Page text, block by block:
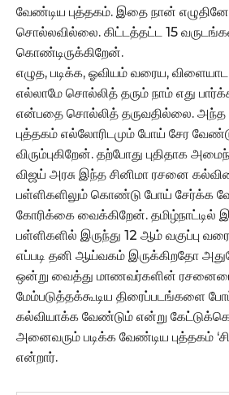
வேண்டிய புத்தகம். இதை நான்
சொல்லவில்லை. கிட்டத்தட்ட 15
கொண்டிருக்கிறேன்.
எழுத, படிக்க, ஓவியம் வரைய,
எல்லாமே சொல்லித் தரும் நாம் எது
என்பதை சொல்லித் தருவதில்லை.
புத்தகம் எல்லோரிடமும் போய் சேர
விரும்புகிறேன். தற்போது புதிதாக
விஜய் அரசு இந்த சினிமா ரசனை
பள்ளிகளிலும் கொண்டு போய் சேர்க்க
கோரிக்கை வைக்கிறேன். தமிழ்நாட்டில்
பள்ளிகளில் இருந்து 12 ஆம் வகுப்பு
எப்படி தனி ஆய்வகம் இருக்கிறதோ
ஒன்று வைத்து மாணவர்களின்
மேம்படுத்தக்கூடிய திரைப்படங்களை
கல்வியாக்க வேண்டும் என்று
அனைவரும் படிக்க வேண்டிய புத்தகம்
என்றார்.